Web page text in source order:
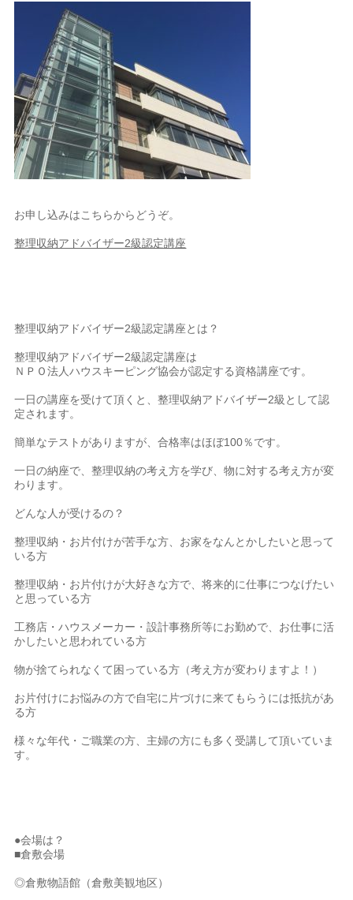
お申し込みはこちらからどうぞ。
整理収納アドバイザー2級認定講座
整理収納アドバイザー2級認定講座とは？
整理収納アドバイザー2級認定講座は
ＮＰＯ法人ハウスキーピング協会が認定する資格講座です。
一日の講座を受けて頂くと、整理収納アドバイザー2級として認
定されます。
簡単なテストがありますが、合格率はほぼ100％です。
一日の納座で、整理収納の考え方を学び、物に対する考え方が変
わります。
どんな人が受けるの？
整理収納・お片付けが苦手な方、お家をなんとかしたいと思って
いる方
整理収納・お片付けが大好きな方で、将来的に仕事につなげたい
と思っている方
工務店・ハウスメーカー・設計事務所等にお勤めで、お仕事に活
かしたいと思われている方
物が捨てられなくて困っている方（考え方が変わりますよ！）
お片付けにお悩みの方で自宅に片づけに来てもらうには抵抗があ
る方
様々な年代・ご職業の方、主婦の方にも多く受講して頂いていま
す。
●会場は？
■倉敷会場
◎倉敷物語館（倉敷美観地区）